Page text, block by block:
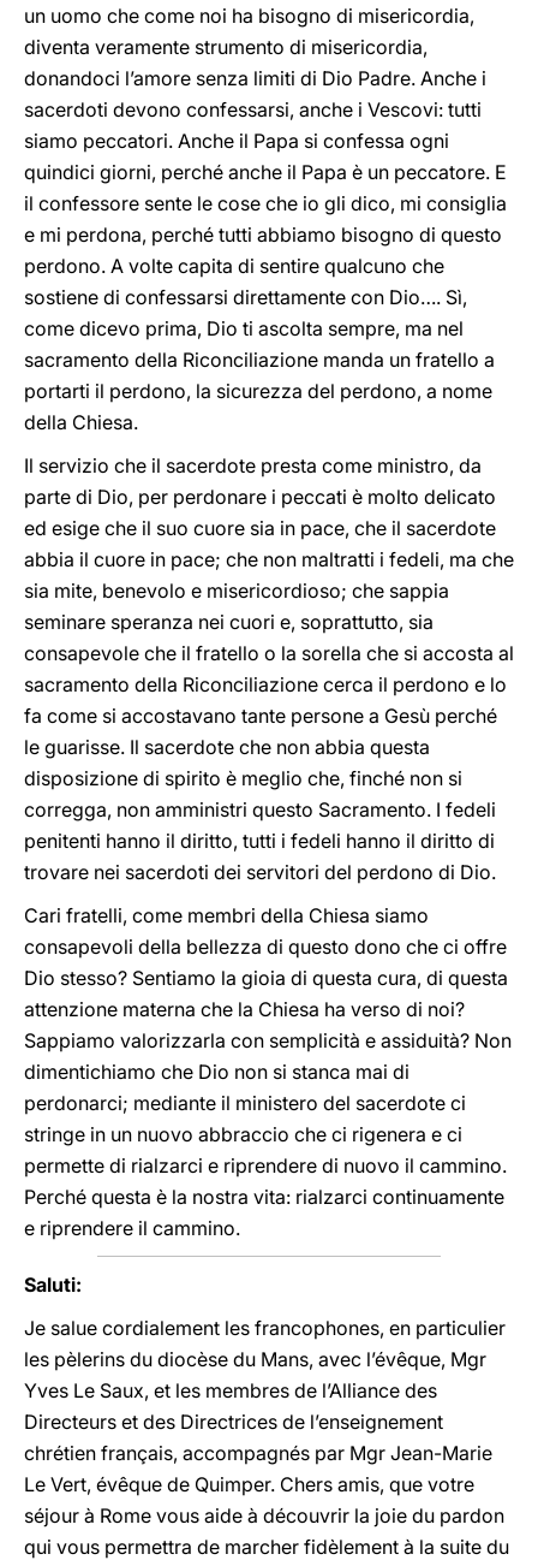
un uomo che come noi ha bisogno di misericordia,
diventa veramente strumento di misericordia,
donandoci l’amore senza limiti di Dio Padre. Anche i
sacerdoti devono confessarsi, anche i Vescovi: tutti
siamo peccatori. Anche il Papa si confessa ogni
quindici giorni, perché anche il Papa è un peccatore. E
il confessore sente le cose che io gli dico, mi consiglia
e mi perdona, perché tutti abbiamo bisogno di questo
perdono. A volte capita di sentire qualcuno che
sostiene di confessarsi direttamente con Dio…. Sì,
come dicevo prima, Dio ti ascolta sempre, ma nel
sacramento della Riconciliazione manda un fratello a
portarti il perdono, la sicurezza del perdono, a nome
della Chiesa.
Il servizio che il sacerdote presta come ministro, da
parte di Dio, per perdonare i peccati è molto delicato
ed esige che il suo cuore sia in pace, che il sacerdote
abbia il cuore in pace; che non maltratti i fedeli, ma che
sia mite, benevolo e misericordioso; che sappia
seminare speranza nei cuori e, soprattutto, sia
consapevole che il fratello o la sorella che si accosta al
sacramento della Riconciliazione cerca il perdono e lo
fa come si accostavano tante persone a Gesù perché
le guarisse. Il sacerdote che non abbia questa
disposizione di spirito è meglio che, finché non si
corregga, non amministri questo Sacramento. I fedeli
penitenti hanno il diritto, tutti i fedeli hanno il diritto di
trovare nei sacerdoti dei servitori del perdono di Dio.
Cari fratelli, come membri della Chiesa siamo
consapevoli della bellezza di questo dono che ci offre
Dio stesso? Sentiamo la gioia di questa cura, di questa
attenzione materna che la Chiesa ha verso di noi?
Sappiamo valorizzarla con semplicità e assiduità? Non
dimentichiamo che Dio non si stanca mai di
perdonarci; mediante il ministero del sacerdote ci
stringe in un nuovo abbraccio che ci rigenera e ci
permette di rialzarci e riprendere di nuovo il cammino.
Perché questa è la nostra vita: rialzarci continuamente
e riprendere il cammino.
Saluti:
Je salue cordialement les francophones, en particulier
les pèlerins du diocèse du Mans, avec l’évêque, Mgr
Yves Le Saux, et les membres de l’Alliance des
Directeurs et des Directrices de l’enseignement
chrétien français, accompagnés par Mgr Jean-Marie
Le Vert, évêque de Quimper. Chers amis, que votre
séjour à Rome vous aide à découvrir la joie du pardon
qui vous permettra de marcher fidèlement à la suite du